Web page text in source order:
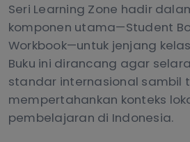
Seri Learning Zone hadir
komponen utama—Student
Workbook—untuk jenjang kelas
Buku ini dirancang agar
standar internasional sambil
mempertahankan konteks
pembelajaran di Indonesia.